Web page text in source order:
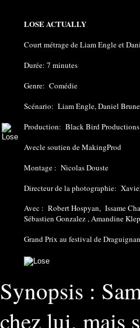
LOSE ACTUALLY
Court métrage de Liam Engle et
Durée: 7 minutes
Genre: Comédie
Scénario: Liam Engle, Daniel
Production: Black Bird
Avecle soutien de MakingProd
Montage : Nicolas Douste
Directeur de la photographie:
Avec : Robert Hospyan, Issame
Sébastien Gonzalez , Amandine Klep
Grand Prix au festival de Draguignan
Synopsis :
chez lui, mais